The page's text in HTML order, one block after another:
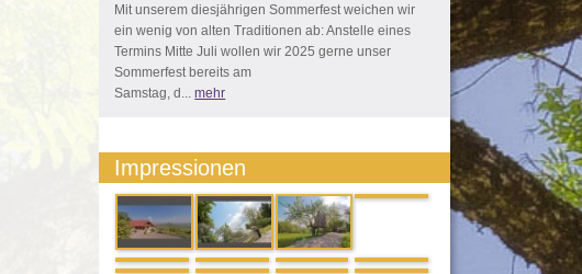
Mit unserem diesjährigen Sommerfest weichen wir
ein wenig von alten Traditionen ab: Anstelle eines
Termins Mitte Juli wollen wir 2025 gerne unser
Sommerfest bereits am
Samstag, d...mehr
Impressionen